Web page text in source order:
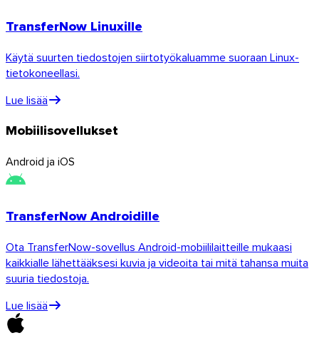
Linux
TransferNow Linuxille
Käytä suurten tiedostojen siirtotyökaluamme suoraan Linux-
tietokoneellasi.
Lue lisää
Mobiilisovellukset
Android ja iOS
TransferNow Androidille
Ota TransferNow-sovellus Android-mobiililaitteille mukaasi
kaikkialle lähettääksesi kuvia ja videoita tai mitä tahansa muita
suuria tiedostoja.
Lue lisää